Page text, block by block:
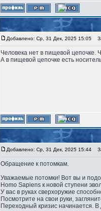
Добавлено: Ср, 31 Дек, 2025 15:05
Человека нет в пищевой цепочке.
А в пищевой цепочке есть
Добавлено: Ср, 31 Дек, 2025 15:44
Обращение к потомкам.
Уважаемые потомки! Вот вы и
Homo Sapiens к новой ступени
У вас в руках сверхоружие
Посмотрите на свои руки,
Переходный кризис начинается.